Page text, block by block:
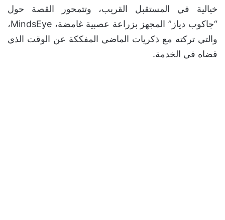
خيالية في المستقبل القريب، وتتمحور القصة حول
“جاكوب دياز” المجهز بزراعة عصبية غامضة، MindsEye،
والتي تركته مع ذكريات الماضي المفككة عن الوقت الذي
قضاه في الخدمة.